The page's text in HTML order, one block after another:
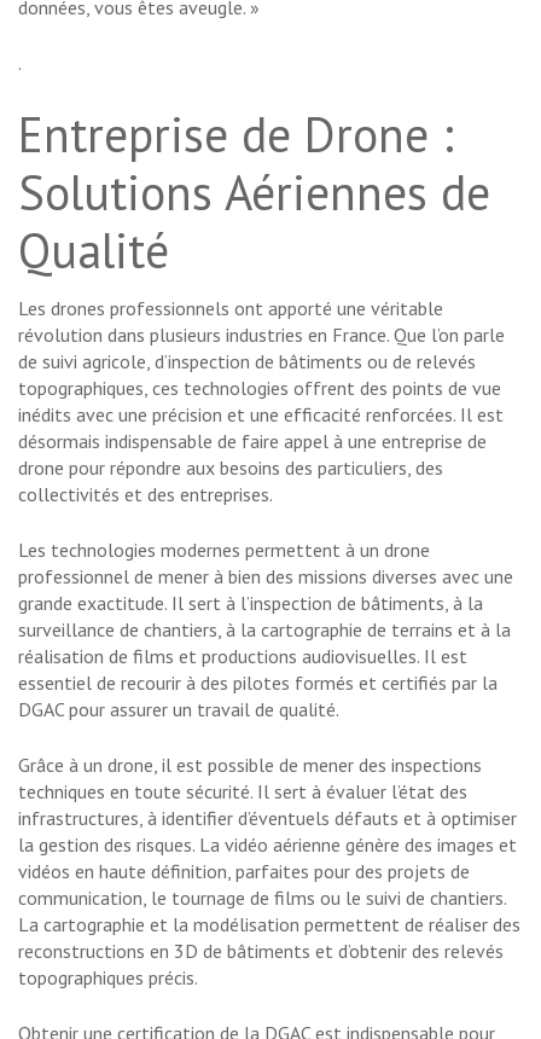
données, vous êtes aveugle. »
.
Entreprise de Drone :
Solutions Aériennes de
Qualité
Les drones professionnels ont apporté une véritable
révolution dans plusieurs industries en France. Que l’on parle
de suivi agricole, d’inspection de bâtiments ou de relevés
topographiques, ces technologies offrent des points de vue
inédits avec une précision et une efficacité renforcées. Il est
désormais indispensable de faire appel à une entreprise de
drone pour répondre aux besoins des particuliers, des
collectivités et des entreprises.
Les technologies modernes permettent à un drone
professionnel de mener à bien des missions diverses avec une
grande exactitude. Il sert à l’inspection de bâtiments, à la
surveillance de chantiers, à la cartographie de terrains et à la
réalisation de films et productions audiovisuelles. Il est
essentiel de recourir à des pilotes formés et certifiés par la
DGAC pour assurer un travail de qualité.
Grâce à un drone, il est possible de mener des inspections
techniques en toute sécurité. Il sert à évaluer l’état des
infrastructures, à identifier d’éventuels défauts et à optimiser
la gestion des risques. La vidéo aérienne génère des images et
vidéos en haute définition, parfaites pour des projets de
communication, le tournage de films ou le suivi de chantiers.
La cartographie et la modélisation permettent de réaliser des
reconstructions en 3D de bâtiments et d’obtenir des relevés
topographiques précis.
Obtenir une certification de la DGAC est indispensable pour